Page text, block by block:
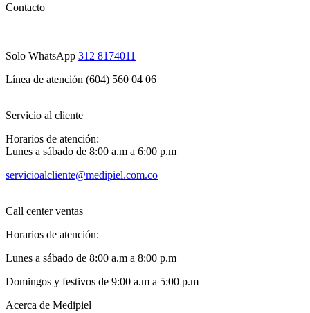
Contacto
Solo WhatsApp 312 8174011
Línea de atención (604) 560 04 06
Servicio al cliente
Horarios de atención:
Lunes a sábado de 8:00 a.m a 6:00 p.m
servicioalcliente@medipiel.com.co
Call center ventas
Horarios de atención:
Lunes a sábado de 8:00 a.m a 8:00 p.m
Domingos y festivos de 9:00 a.m a 5:00 p.m
Acerca de Medipiel